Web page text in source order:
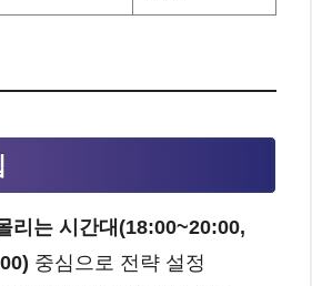
리는 시간대(18:00~20:00,
중심으로 전략 설정